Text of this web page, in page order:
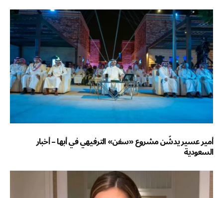
أمير عسير يدشّن مشروع «سفن» الترفيهي في أبها – أخبار
السعودية